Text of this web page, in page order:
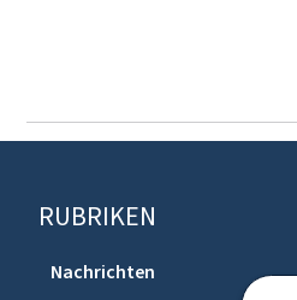
Footer
RUBRIKEN
Nachrichten